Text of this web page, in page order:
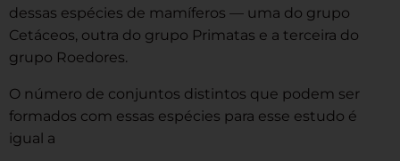
dessas espécies de mamíferos — uma do grupo
Cetáceos, outra do grupo Primatas e a terceira do
grupo Roedores.
O número de conjuntos distintos que podem ser
formados com essas espécies para esse estudo é
igual a